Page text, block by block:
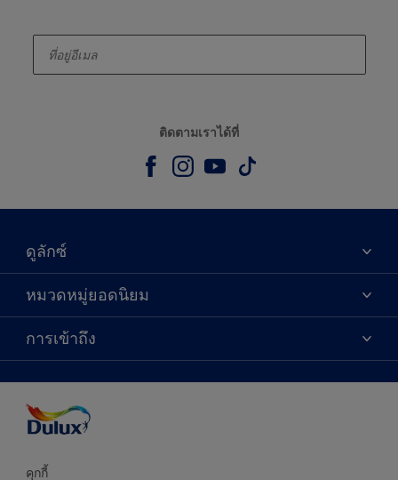
ติดตามเราได้ที่
ดูลักซ์
เกี่ยวกับดูลักซ์
ติดต่อเรา
ค้นหาร้านค้า
หมวดหมู่ยอดนิยม
ผลิตภัณฑ์
ไอเดียการตกแต่ง
คำแนะนำจากผู้เชี่ยวชาญ
บริการออกแบบสี
การเข้าถึง
คุกกี้